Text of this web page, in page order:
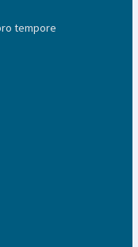
tempore